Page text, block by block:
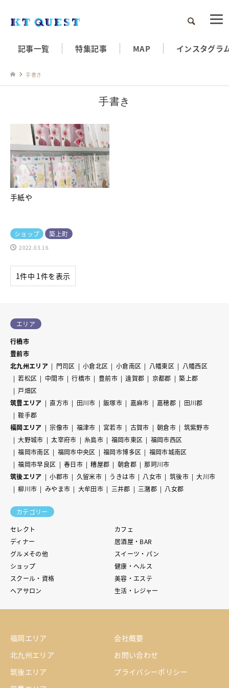
検索
記事一覧 特集記事 MAP インスタグラ
手書き
手書き
手紙や
ショップ 築上町
2022.03.16
1件中 1件を表示
エリア
行橋市
豊前市
北九州エリア
門司区 小倉北区 小倉南区 八幡東区
八幡西区
若松区
中間市 行橋市 豊前市 遠賀郡 京都郡
築上郡
戸畑区
筑豊エリア
直方市 田川市 飯塚市 嘉麻市 嘉穂郡
田川郡
鞍手郡
福岡エリア
宗像市 福津市 宮若市 古賀市 朝倉市
筑紫野市
大野城市
太宰府市 糸島市 福岡市東区
福岡市西区
福岡市南区
福岡市中央区 福岡市博多区
福岡市城南区
福岡市早良区
春日市 糟屋郡 朝倉郡
那珂川市
筑後エリア
小郡市 久留米市 うきは市 八女市 筑後市
大川市
柳川市
みやま市 大牟田市 三井郡 三潴郡 八女郡
カテゴリー
セレクト
カフェ
ディナー
居酒屋・BAR
グルメその他
スイーツ・パン
ショップ
健康・ヘルス
スクール・資格
美容・エステ
ヘアサロン
生活・レジャー
福岡エリア
北九州エリア
筑後エリア
会社概要
お問い合わせ
プライバシーポリシー